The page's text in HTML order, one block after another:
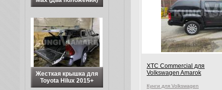
XTC Commerсial для
Volkswagen Amarok
Кунги для Volkswagen
Жесткая крышка для
Toyota Hilux 2015+